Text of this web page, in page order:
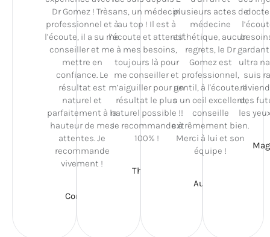
Dr Gomez ! Très
professionnel et à
l’écoute, il a su me
conseiller et me
mettre en
confiance. Le
résultat est
naturel et
parfaitement à la
hauteur de mes
attentes. Je
recommande
vivement !
Coraly T.
ans, un médecin
au top ! Il est à
l’écoute et attentif
à mes besoins,
toujours là pour
me conseiller et
m’aiguiller pour un
résultat le plus
naturel possible !!
Je recommande à
100% !
Theo A.
plusieurs actes de
médecine
esthétique, aucun
regrets, le Dr
Gomez est
professionnel,
gentil, à l'écoute. Il
a un oeil excellent,
conseille
extrêmement bien.
Merci à lui et son
équipe !
Auror M.
ultra
suis
des
les